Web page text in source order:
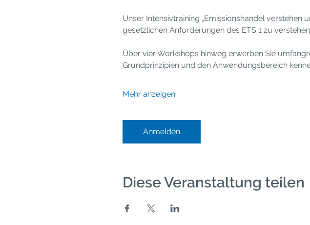
Unser Intensivtraining „Emissionshandel verstehen
gesetzlichen Anforderungen des ETS 1 zu
Über vier Workshops hinweg erwerben Sie
Grundprinzipien und den Anwendungsbereich
Mehr anzeigen
Anmelden
Diese Veranstaltung teilen